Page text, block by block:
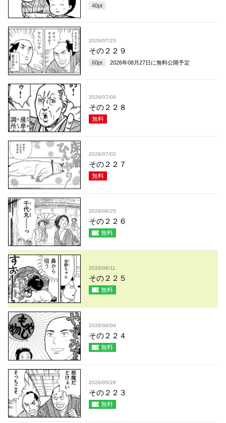
40pt
2026/07/23
その２２９
60pt 2026年08月27日 に無料公開予定
2026/07/09
その２２８
無料
2026/07/02
その２２７
無料
2026/06/25
その２２６
無料
2026/06/11
その２２５
無料
2026/06/04
その２２４
無料
2026/05/28
その２２３
無料